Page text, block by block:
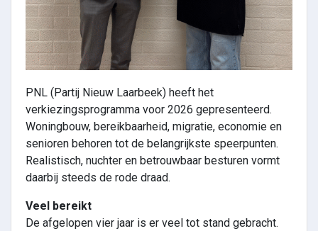
PNL (Partij Nieuw Laarbeek) heeft het
verkiezingsprogramma voor 2026 gepresenteerd.
Woningbouw, bereikbaarheid, migratie, economie en
senioren behoren tot de belangrijkste speerpunten.
Realistisch, nuchter en betrouwbaar besturen vormt
daarbij steeds de rode draad.
Veel bereikt
De afgelopen vier jaar is er veel tot stand gebracht.